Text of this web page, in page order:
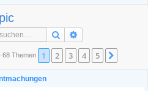
Suche
68 Themen 1 2 3 4 5